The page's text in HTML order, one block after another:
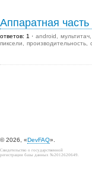
Аппаратная
ответов: 1 android мультитач
пиксели
производительность
© 2026, «DevFAQ».
Свидетельство о государственной
регистрации базы данных №2012620649.